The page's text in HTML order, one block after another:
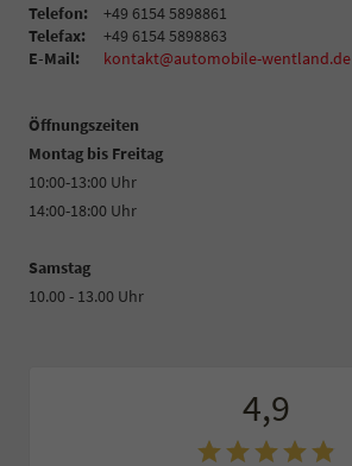
Telefon:
+49 6154 5898861
Telefax:
+49 6154 5898863
E-Mail:
kontakt@automobile-wentland.de
Öffnungszeiten
Montag bis Freitag
10:00-13:00 Uhr
14:00-18:00 Uhr
Samstag
10.00 - 13.00 Uhr
4,9